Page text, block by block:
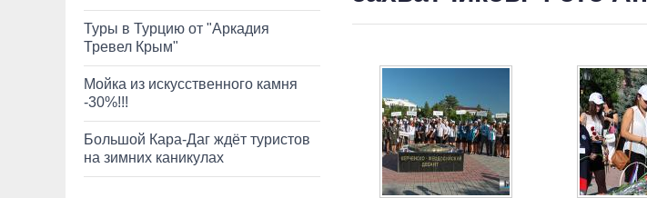
Туры в Турцию от "Аркадия
Тревел Крым"
Мойка из искусственного камня
-30%!!!
Большой Кара-Даг ждёт туристов
на зимних каникулах